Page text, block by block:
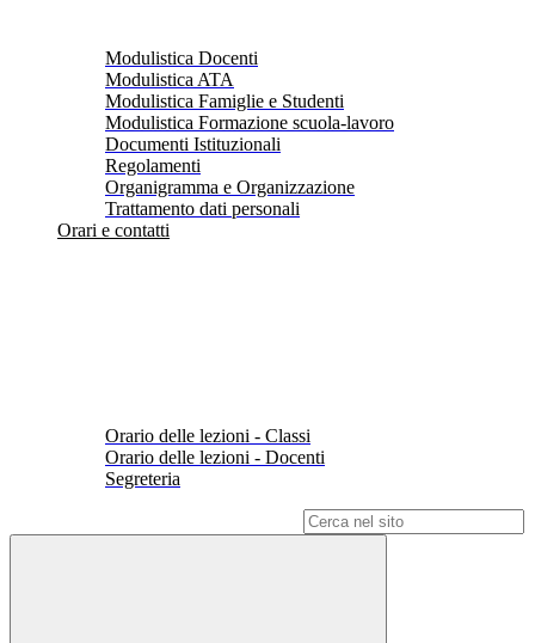
Modulistica Docenti
Modulistica ATA
Modulistica Famiglie e Studenti
Modulistica Formazione scuola-lavoro
Documenti Istituzionali
Regolamenti
Organigramma e Organizzazione
Trattamento dati personali
Orari e contatti
Orario delle lezioni - Classi
Orario delle lezioni - Docenti
Segreteria